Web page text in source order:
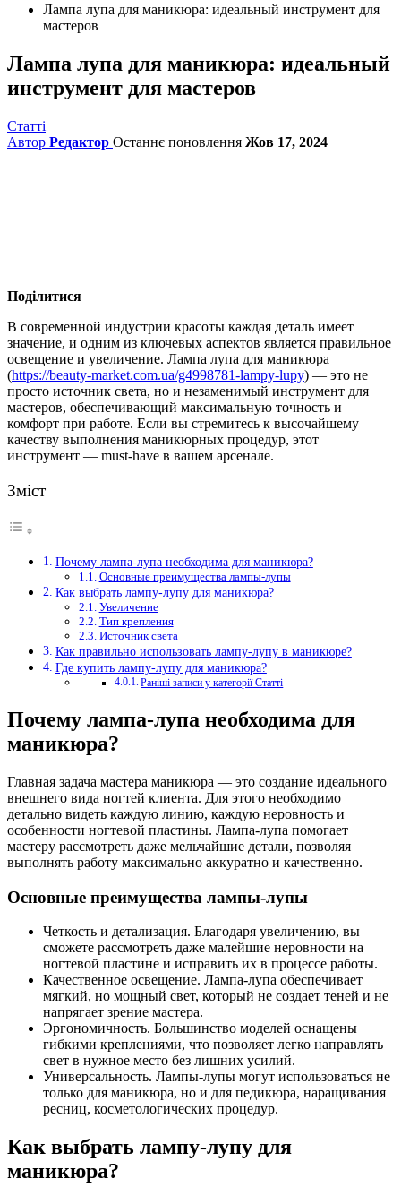
Лампа лупа для маникюра: идеальный инструмент для
мастеров
Лампа лупа для маникюра: идеальный
инструмент для мастеров
Статті
Автор Редактор Останнє поновлення Жов 17, 2024
Поділитися
В современной индустрии красоты каждая деталь имеет
значение, и одним из ключевых аспектов является правильное
освещение и увеличение. Лампа лупа для маникюра
(https://beauty-market.com.ua/g4998781-lampy-lupy) — это не
просто источник света, но и незаменимый инструмент для
мастеров, обеспечивающий максимальную точность и
комфорт при работе. Если вы стремитесь к высочайшему
качеству выполнения маникюрных процедур, этот
инструмент — must-have в вашем арсенале.
Зміст
Почему лампа-лупа необходима для маникюра?
Основные преимущества лампы-лупы
Как выбрать лампу-лупу для маникюра?
Увеличение
Тип крепления
Источник света
Как правильно использовать лампу-лупу в маникюре?
Где купить лампу-лупу для маникюра?
Раніші записи у категорії Статті
Почему лампа-лупа необходима для
маникюра?
Главная задача мастера маникюра — это создание идеального
внешнего вида ногтей клиента. Для этого необходимо
детально видеть каждую линию, каждую неровность и
особенности ногтевой пластины. Лампа-лупа помогает
мастеру рассмотреть даже мельчайшие детали, позволяя
выполнять работу максимально аккуратно и качественно.
Основные преимущества лампы-лупы
Четкость и детализация. Благодаря увеличению, вы
сможете рассмотреть даже малейшие неровности на
ногтевой пластине и исправить их в процессе работы.
Качественное освещение. Лампа-лупа обеспечивает
мягкий, но мощный свет, который не создает теней и не
напрягает зрение мастера.
Эргономичность. Большинство моделей оснащены
гибкими креплениями, что позволяет легко направлять
свет в нужное место без лишних усилий.
Универсальность. Лампы-лупы могут использоваться не
только для маникюра, но и для педикюра, наращивания
ресниц, косметологических процедур.
Как выбрать лампу-лупу для
маникюра?